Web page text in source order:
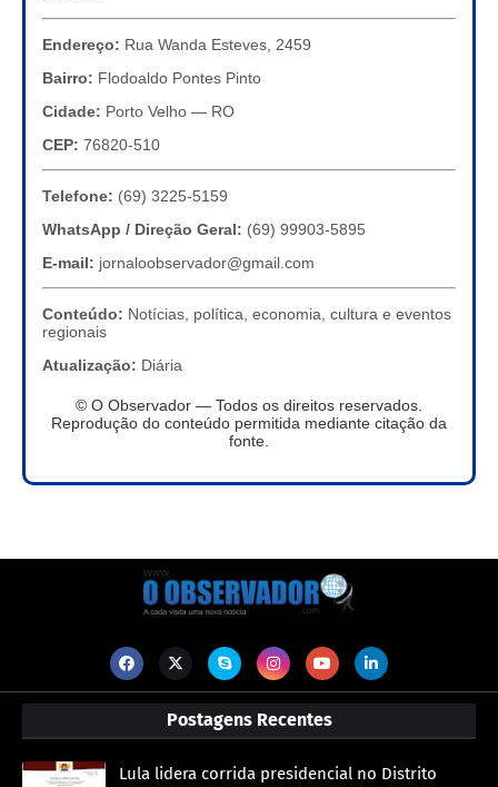
Endereço: Rua Wanda Esteves, 2459
Bairro: Flodoaldo Pontes Pinto
Cidade: Porto Velho — RO
CEP: 76820-510
Telefone: (69) 3225-5159
WhatsApp / Direção Geral: (69) 99903-5895
E-mail: jornaloobservador@gmail.com
Conteúdo: Notícias, política, economia, cultura e eventos
regionais
Atualização: Diária
© O Observador — Todos os direitos reservados.
Reprodução do conteúdo permitida mediante citação da
fonte.
Postagens Recentes
Lula lidera corrida presidencial no Distrito